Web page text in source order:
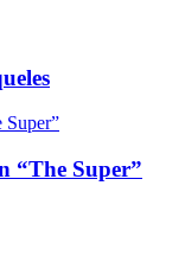
“The Super”